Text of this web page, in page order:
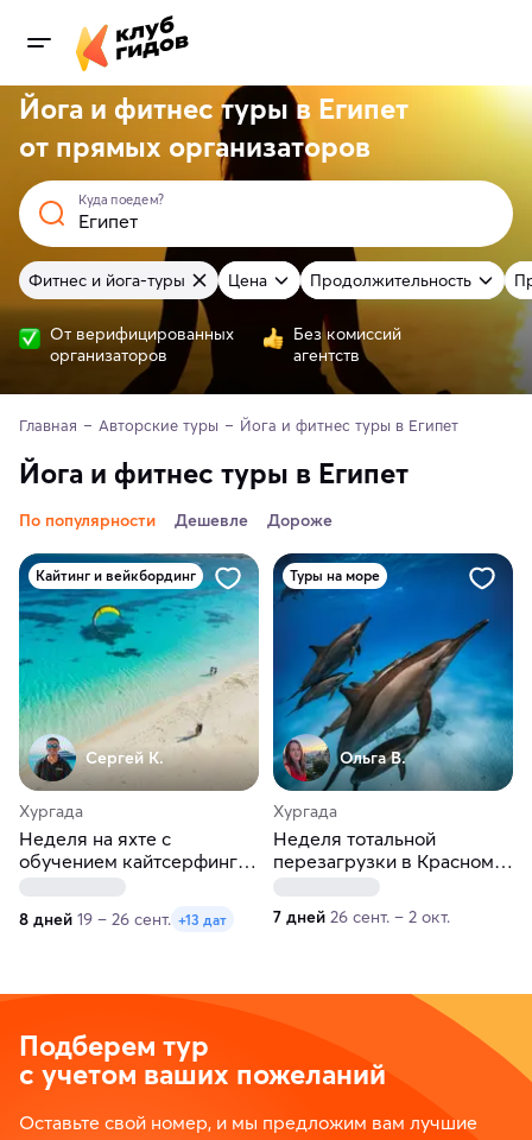
Йога и фитнес туры в Египет
от прямых организаторов
Куда поедем?
Фитнес и йога-туры Цена Продолжительность
От верифицированных
организаторов
Без комиссий
агентств
Главная Авторские туры Йога и фитнес туры в Египет
Йога и фитнес туры в Египет
По популярности Дешевле Дороже
Кайтинг и вейкбординг
Сергей К.
Хургада
Неделя на яхте с
обучением кайтсерфингу
8 дней 19 – 26 сент. +13 дат
Туры на море
Ольга В.
Хургада
Неделя тотальной
перезагрузки в Красном
7 дней 26 сент. – 2 окт.
Подберем тур
с учетом ваших пожеланий
Оставьте свой номер, и мы предложим вам лучшие